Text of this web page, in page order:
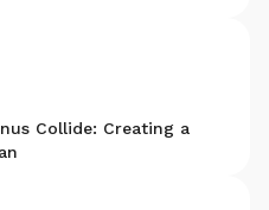
Collide: Creating a